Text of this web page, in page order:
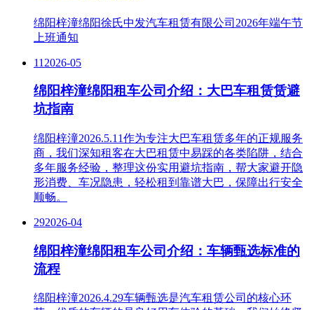
绵阳梓潼绵阳徐氏中发汽车租赁有限公司2026年端午节
上班通知
11 2026-05
绵阳梓潼绵阳租车公司介绍：大巴车租赁赁避
坑指南
绵阳梓潼2026.5.11作为专注大巴车租赁多年的正规服务
商，我们深知租客在大巴租赁中易踩的各类陷阱，结合
多年服务经验，整理这份实用避坑指南，帮大家避开隐
形消费、车况隐患，轻松租到靠谱大巴，保障出行安全
顺畅。
292026-04
绵阳梓潼绵阳租车公司介绍：车辆甄选标准的
流程
绵阳梓潼2026.4.29车辆甄选是汽车租赁公司的核心环